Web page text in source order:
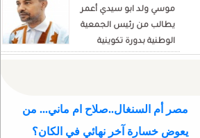
موسي ولد ابو سيدي أعمر
يطالب من رئيس الجمعية
الوطنية بدورة تكوينية
للنواب الجديد
مصر أم السنغال..صلاح ام ماني... من
يعوض خسارة آخر نهائي في الكان؟